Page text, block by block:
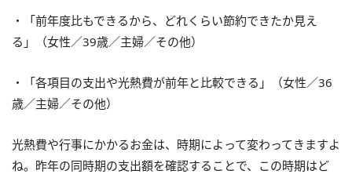
・「前年度比もできるから、どれくらい節約できたか見え
る」（女性／39歳／主婦／その他）
・「各項目の支出や光熱費が前年と比較できる」（女性／36
歳／主婦／その他）
光熱費や行事にかかるお金は、時期によって変わってきますよ
ね。昨年の同時期の支出額を確認することで、この時期はど